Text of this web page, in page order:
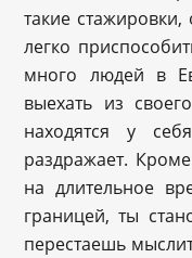
такие
легко
много людей в
выехать из
находятся у
раздражает.
на длительное
границей, ты
перестаешь